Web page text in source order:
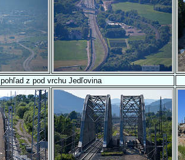
pohľad z pod vrchu Jedľovina